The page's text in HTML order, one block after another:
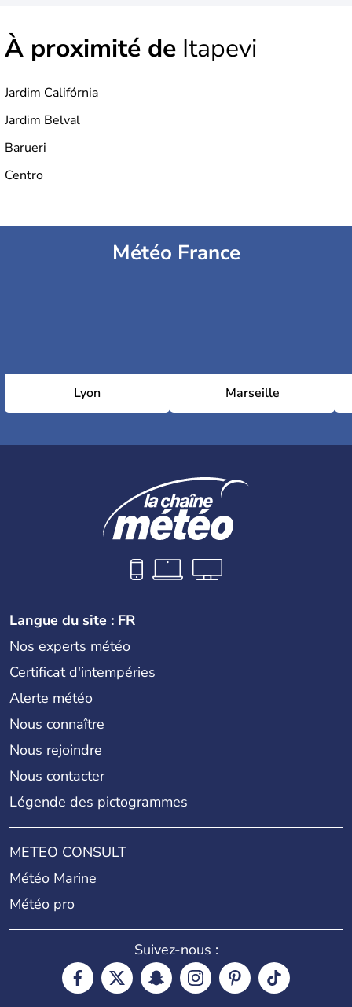
À proximité de Itapevi
Jardim Califórnia
Jardim Belval
Barueri
Centro
Météo France
Lyon Marseille
Langue du site : FR
Nos experts météo
Certificat d'intempéries
Alerte météo
Nous connaître
Nous rejoindre
Nous contacter
Légende des pictogrammes
METEO CONSULT
Météo Marine
Météo pro
Suivez-nous :